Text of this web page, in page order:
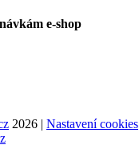
e-shop
2026 | Nastavení cookies